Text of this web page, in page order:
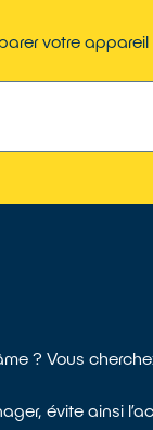
votre
? Vous
évite ainsi